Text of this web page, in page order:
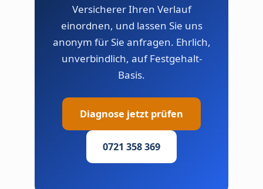
Versicherer Ihren Verlauf
einordnen, und lassen Sie uns
anonym für Sie anfragen. Ehrlich,
unverbindlich, auf Festgehalt-
Basis.
Diagnose jetzt prüfen
0721 358 369